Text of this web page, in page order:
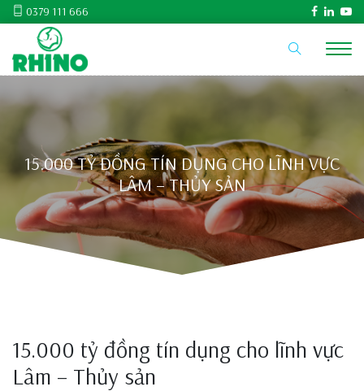
0379 111 666
15.000 TỶ ĐỒNG TÍN DỤNG CHO LĨNH VỰC
LÂM – THỦY SẢN
15.000 tỷ đồng tín dụng cho lĩnh vực
Lâm – Thủy sản